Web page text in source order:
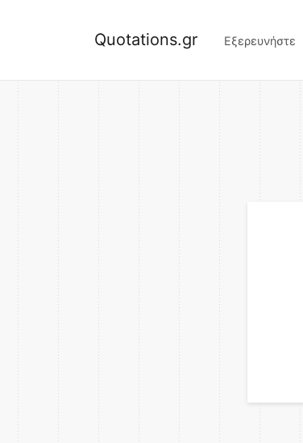
Quotations.gr Εξερευνήστε